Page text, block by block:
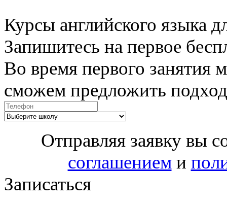
Курсы английского языка
Запишитесь на первое
Во время первого
сможем предложить
Отправляя заявку вы
соглашениеми
Записаться